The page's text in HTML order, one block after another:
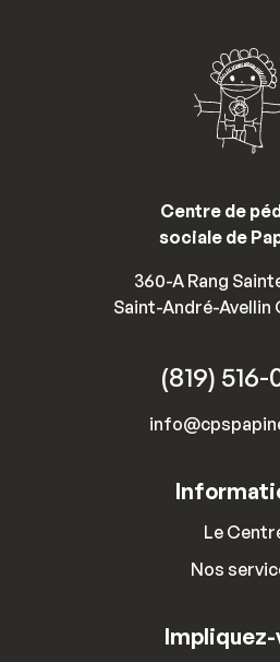
Centre de
sociale de
360-A Rang
Saint-André-Avellin
(819)
Le
Nos
Impliquez-